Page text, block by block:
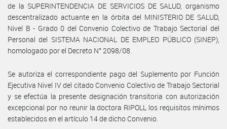
de la SUPERINTENDENCIA DE SERVICIOS DE SALUD, organismo
descentralizado actuante en la órbita del MINISTERIO DE SALUD,
Nivel B - Grado 0 del Convenio Colectivo de Trabajo Sectorial del
Personal del SISTEMA NACIONAL DE EMPLEO PÚBLICO (SINEP),
homologado por el Decreto N° 2098/08.
Se autoriza el correspondiente pago del Suplemento por Función
Ejecutiva Nivel IV del citado Convenio Colectivo de Trabajo Sectorial
y se efectúa la presente designación transitoria con autorización
excepcional por no reunir la doctora RIPOLL los requisitos mínimos
establecidos en el artículo 14 de dicho Convenio.